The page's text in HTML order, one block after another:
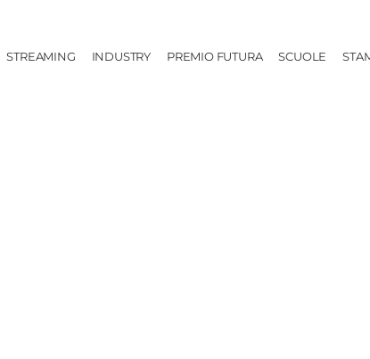
STREAMING INDUSTRY PREMIO FUTURA SCUOLE